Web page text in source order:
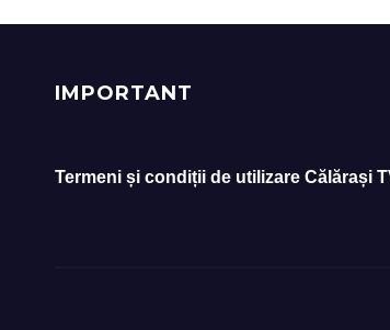
IMPORTANT
Termeni și condiții de utilizare Călărași